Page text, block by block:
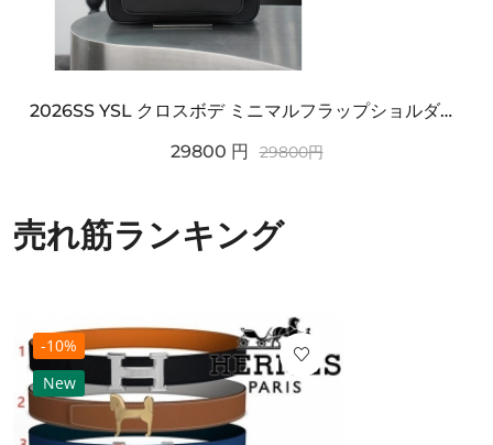
2026SS YSL クロスボデ ミニマルフラップショルダー SAINT LAURENT サンロ...
29800 円 29800円
売れ筋ランキング
-10%
New